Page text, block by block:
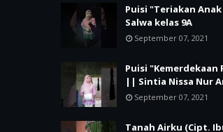
Puisi "Teriakan
Salwa kelas 9A
September 07, 2021
Puisi
|| Sintia Nissa Nur
September 07, 2021
Tanah Airku (Cipt.